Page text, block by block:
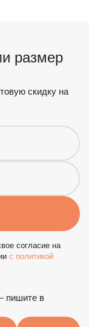
размер
скидку на
пишите в
согласие на
c политикой